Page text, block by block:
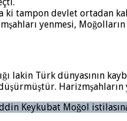
ki tampon devlet ortadan
yenmesi,
lakin Türk
Keykubat Moğol